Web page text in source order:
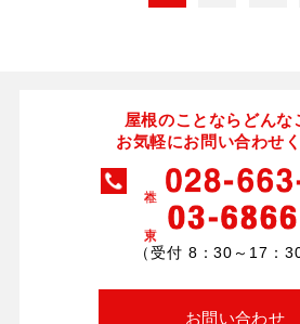
屋根のことならどんな
お気軽にお問い合わせく
（受付 8：30～17：30
お問い合わせ